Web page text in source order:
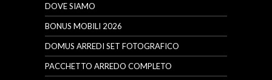
DOVE SIAMO
BONUS MOBILI 2026
DOMUS ARREDI SET FOTOGRAFICO
PACCHETTO ARREDO COMPLETO